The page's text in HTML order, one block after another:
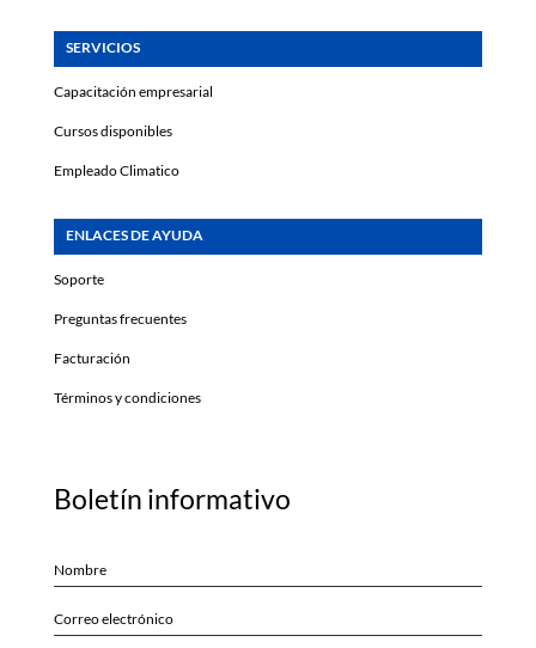
SERVICIOS
Capacitación empresarial
Cursos disponibles
Empleado Climatico
ENLACES DE AYUDA
Soporte
Preguntas frecuentes
Facturación
Términos y condiciones
Boletín informativo